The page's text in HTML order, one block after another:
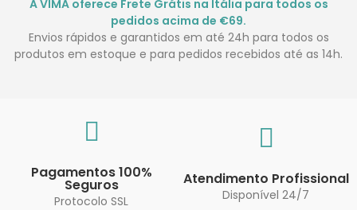
A VIMA oferece Frete Grátis na Itália para todos os
pedidos acima de €69.
Envios rápidos e garantidos em até 24h para todos os
produtos em estoque e para pedidos recebidos até as 14h.
Pagamentos 100%
Seguros
Protocolo SSL
Atendimento Profissional
Disponível 24/7